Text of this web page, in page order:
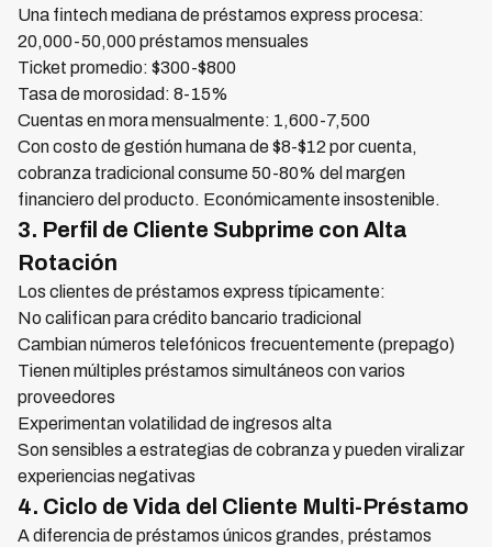
Una fintech mediana de préstamos express procesa:
20,000-50,000 préstamos mensuales
Ticket promedio: $300-$800
Tasa de morosidad: 8-15%
Cuentas en mora mensualmente: 1,600-7,500
Con costo de gestión humana de $8-$12 por cuenta,
cobranza tradicional consume 50-80% del margen
financiero del producto. Económicamente insostenible.
3. Perfil de Cliente Subprime con Alta
Rotación
Los clientes de préstamos express típicamente:
No califican para crédito bancario tradicional
Cambian números telefónicos frecuentemente (prepago)
Tienen múltiples préstamos simultáneos con varios
proveedores
Experimentan volatilidad de ingresos alta
Son sensibles a estrategias de cobranza y pueden viralizar
experiencias negativas
4. Ciclo de Vida del Cliente Multi-Préstamo
A diferencia de préstamos únicos grandes, préstamos